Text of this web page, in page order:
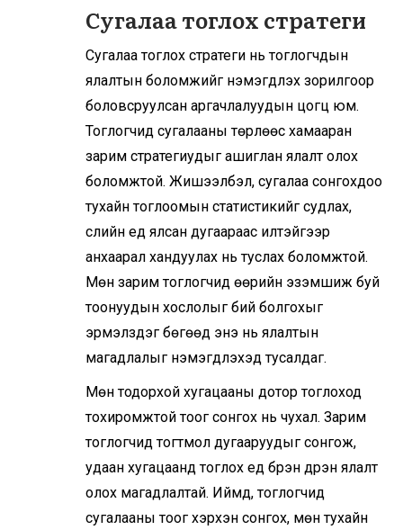
Сугалаа тоглох стратеги
Сугалаа тоглох стратеги нь тоглогчдын
ялалтын боломжийг нэмэгдүүлэх зорилгоор
боловсруулсан аргачлалуудын цогц юм.
Тоглогчид сугалааны төрлөөс хамааран
зарим стратегиудыг ашиглан ялалт олох
боломжтой. Жишээлбэл, сугалаа сонгохдоо
тухайн тоглоомын статистикийг судлах,
сүүлийн үед ялсан дугаараас илүүтэйгээр
анхаарал хандуулах нь туслах боломжтой.
Мөн зарим тоглогчид өөрийн эзэмшиж буй
тоонуудын хослолыг бий болгохыг
эрмэлздэг бөгөөд энэ нь ялалтын
магадлалыг нэмэгдүүлэхэд тусалдаг.
Мөн тодорхой хугацааны дотор тоглоход
тохиромжтой тоог сонгох нь чухал. Зарим
тоглогчид тогтмол дугааруудыг сонгож,
удаан хугацаанд тоглох үед бүрэн дүүрэн ялалт
олох магадлалтай. Иймд, тоглогчид
сугалааны тоог хэрхэн сонгох, мөн тухайн